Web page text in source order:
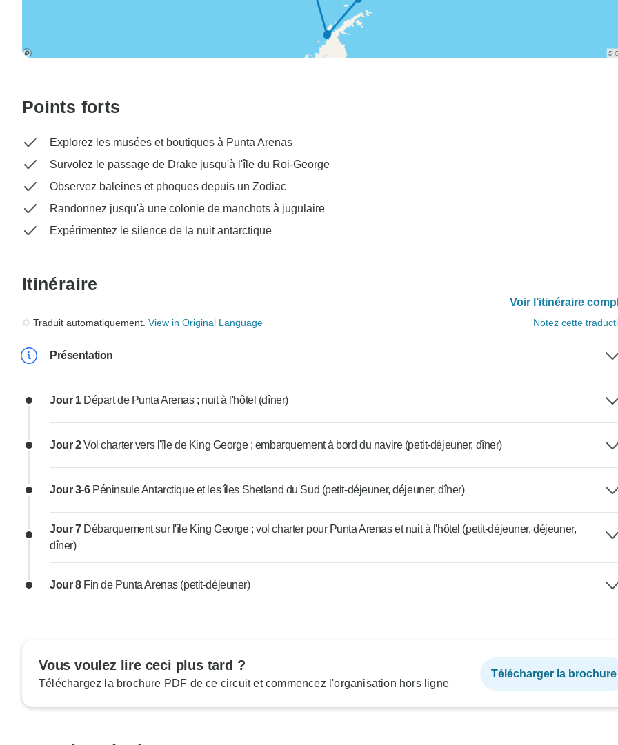
Points forts
Explorez les musées et boutiques à Punta Arenas
Survolez le passage de Drake jusqu'à l'île du Roi-George
Observez baleines et phoques depuis un Zodiac
Randonnez jusqu'à une colonie de manchots à jugulaire
Expérimentez le silence de la nuit antarctique
Itinéraire
Voir l’itinéraire
Traduit automatiquement. View in Original Language Notez cette
Présentation
Jour 1 Départ de Punta Arenas ; nuit à l'hôtel (dîner)
Jour 2Vol charter vers l'île de King George ; embarquement à bord du navire (petit-déjeuner, dîner)
Jour 3-6 Péninsule Antarctique et les îles Shetland du Sud (petit-déjeuner, déjeuner, dîner)
Jour 7 Débarquement sur l'île King George ; vol charter pour Punta Arenas et nuit à l'hôtel (petit-déjeuner, déjeuner,
dîner)
Jour 8 Fin de Punta Arenas (petit-déjeuner)
Vous voulez lire ceci plus tard ?
Téléchargez la brochure PDF de ce circuit et commencez l'organisation hors ligne
Télécharger la brochure